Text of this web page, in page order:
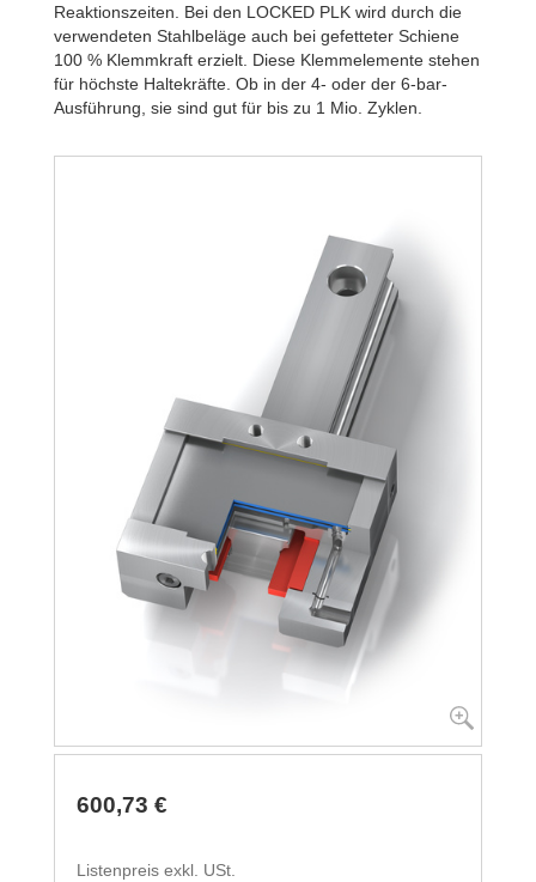
Reaktionszeiten. Bei den LOCKED PLK wird durch die
verwendeten Stahlbeläge auch bei gefetteter Schiene
100 % Klemmkraft erzielt. Diese Klemmelemente stehen
für höchste Haltekräfte. Ob in der 4- oder der 6-bar-
Ausführung, sie sind gut für bis zu 1 Mio. Zyklen.
600,73 €
Listenpreis exkl. USt.